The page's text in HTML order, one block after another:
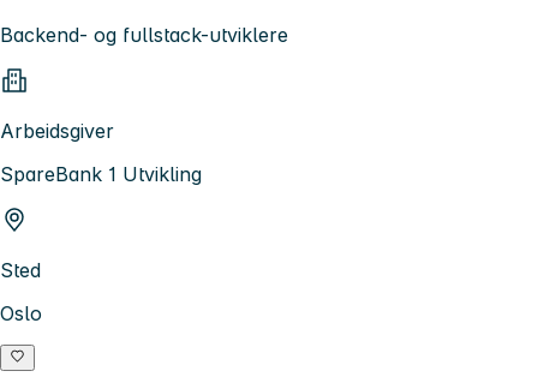
Backend- og fullstack-utviklere
Arbeidsgiver
SpareBank 1 Utvikling
Sted
Oslo